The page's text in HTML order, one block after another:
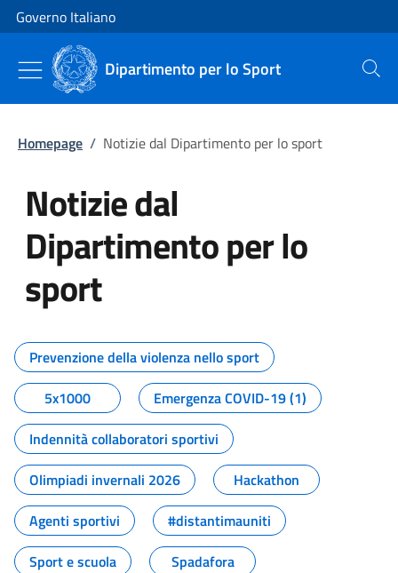
Vai al contenuto
Vai alla navigazione del sito
Governo Italiano
Dipartimento per lo Sport Cerca
Homepage / Notizie dal Dipartimento per lo sport
Notizie dal
Dipartimento per lo
sport
Tutti i contenuti della pagina
Prevenzione della violenza nello sport
5x1000
Emergenza COVID-19 (1)
Indennità collaboratori sportivi
Olimpiadi invernali 2026
Hackathon
Agenti sportivi
#distantimauniti
Sport e scuola
Spadafora